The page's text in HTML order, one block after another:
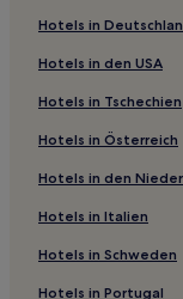
Hotels nahe Como
Hotels nahe
Hotels nahe Como
Medina Hotels
Hotels in
Hotels in den USA
Hotels in Tschechien
Hotels in Österreich
Hotels in den
Hotels in Italien
Hotels in Schweden
Hotels in Portugal